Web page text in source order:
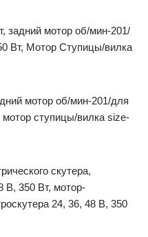
мотор об/мин-201/для
мотор ступицы/вилка size-